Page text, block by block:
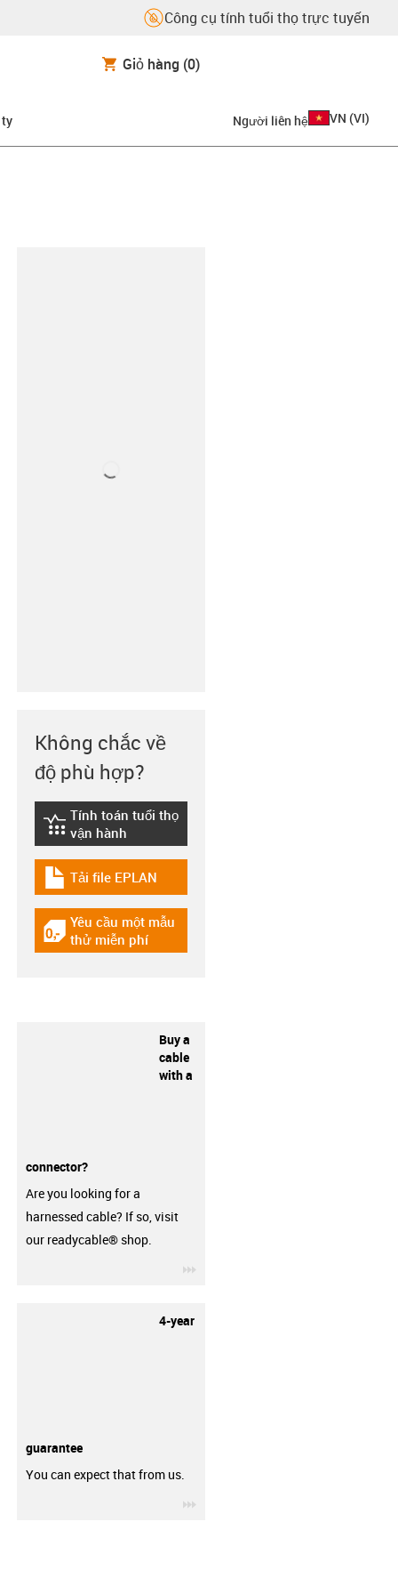
Công cụ tính tuổi thọ trực tuyến
Giỏ hàng (0)
ty Người liên hệ VN (VI)
Không chắc về
độ phù hợp?
igus-icon-lebensdauerrechner
Tính toán tuổi thọ
vận hành
igus-icon-download-plan
Tải file EPLAN
igus-icon-gratismuster
Yêu cầu một mẫu
thử miễn phí
Buy a
cable
with a
connector?
Are you looking for a
harnessed cable? If so, visit
our readycable® shop.
4-year
guarantee
You can expect that from us.